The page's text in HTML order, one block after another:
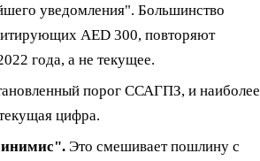
уведомления". Большинство
AED 300, повторяют
года, а не текущее.
порог ССАГПЗ, и наиболее
цифра.
Это смешивает пошлину с